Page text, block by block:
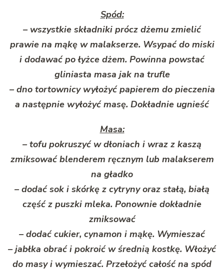
Spód:
– wszystkie składniki prócz dżemu zmielić
prawie na mąkę w malakserze. Wsypać do miski
i dodawać po łyżce dżem. Powinna powstać
gliniasta masa jak na trufle
– dno tortownicy wyłożyć papierem do pieczenia
a następnie wyłożyć masę. Dokładnie ugnieść
Masa:
– tofu pokruszyć w dłoniach i wraz z kaszą
zmiksować blenderem ręcznym lub malakserem
na gładko
– dodać sok i skórkę z cytryny oraz stałą, białą
część z puszki mleka. Ponownie dokładnie
zmiksować
– dodać cukier, cynamon i mąkę. Wymieszać
– jabłka obrać i pokroić w średnią kostkę. Włożyć
do masy i wymieszać. Przełożyć całość na spód